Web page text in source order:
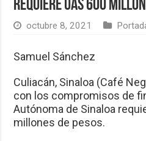
Requiere UAS 600
octubre 8, 2021
Samuel Sánchez
Culiacán, Sinaloa (Café
con los compromisos de
Autónoma de Sinaloa
millones de pesos.